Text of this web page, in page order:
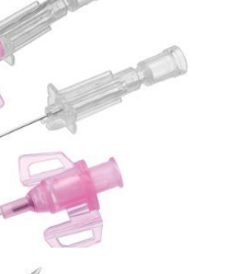
Safety DA